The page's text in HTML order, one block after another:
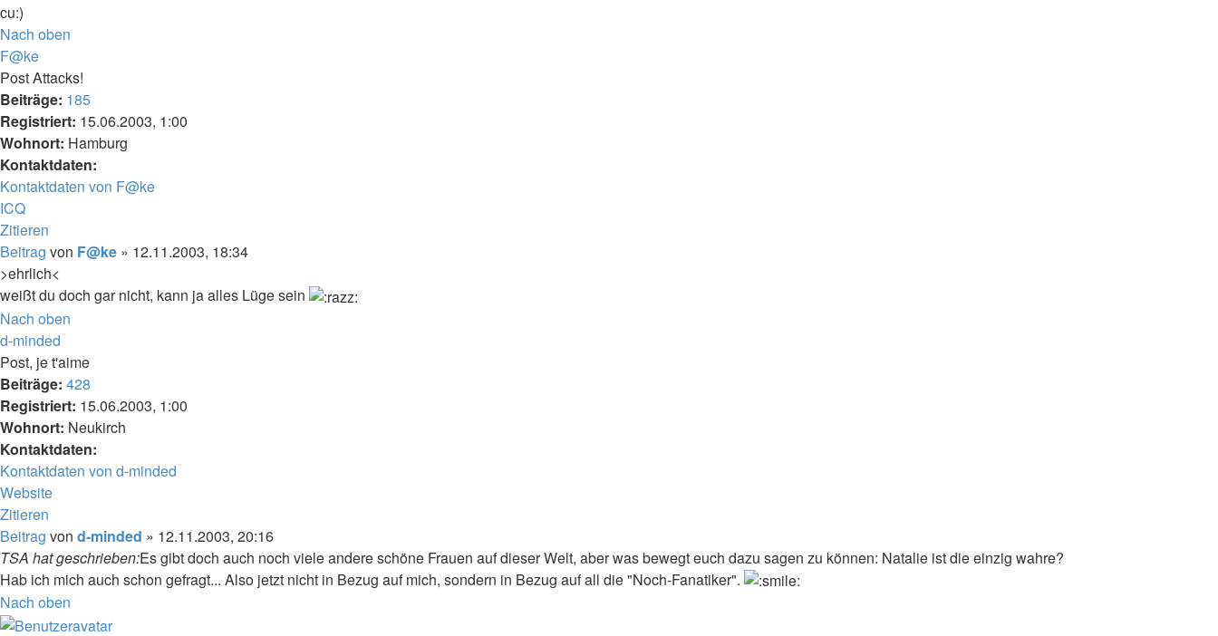
cu:)
Nach oben
F@ke
Post Attacks!
Beiträge: 185
Registriert: 15.06.2003, 1:00
Wohnort: Hamburg
Kontaktdaten:
Kontaktdaten von F@ke
ICQ
Zitieren
Beitrag von F@ke » 12.11.2003, 18:34
>ehrlich<
weißt du doch gar nicht, kann ja alles Lüge sein
Nach oben
d-minded
Post, je t'aime
Beiträge: 428
Registriert: 15.06.2003, 1:00
Wohnort: Neukirch
Kontaktdaten:
Kontaktdaten von d-minded
Website
Zitieren
Beitrag von d-minded » 12.11.2003, 20:16
TSA hat geschrieben:Es gibt doch auch noch viele andere schöne Frauen auf dieser Welt, aber was bewegt euch dazu sagen zu können: Natalie ist die einzig wahre?
Hab ich mich auch schon gefragt... Also jetzt nicht in Bezug auf mich, sondern in Bezug auf all die "Noch-Fanatiker".
Nach oben